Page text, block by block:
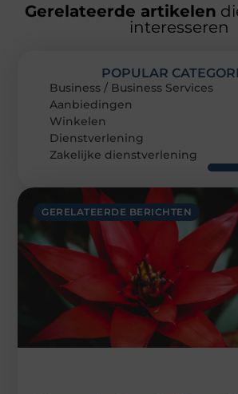
Gerelateerde artikelen
interesseren
GERELATEERDE BERICHTEN
POPULAR
Business / Business Services
Aanbiedingen
Winkelen
Dienstverlening
Zakelijke dienstverlening